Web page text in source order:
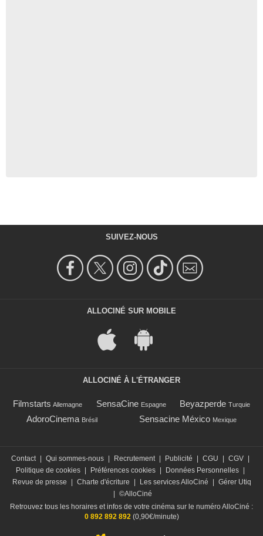
SUIVEZ-NOUS
ALLOCINÉ SUR MOBILE
ALLOCINÉ À L'ÉTRANGER
Filmstarts Allemagne SensaCine Espagne Beyazperde Turquie
AdoroCinema Brésil Sensacine México Mexique
Contact Qui sommes-nous Recrutement Publicité CGU CGV
Politique de cookies
Préférences cookies Données Personnelles
Revue de presse
Charte d'écriture Les services AlloCiné
Gérer Utiq
©AlloCiné
Retrouvez tous les horaires et infos de votre cinéma sur le numéro AlloCiné :
0 892 892 892(0,90€/minute)